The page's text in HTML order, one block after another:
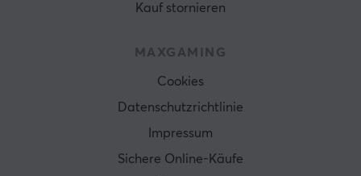
Kauf stornieren
MAXGAMING
Cookies
Datenschutzrichtlinie
Impressum
Sichere Online-Käufe